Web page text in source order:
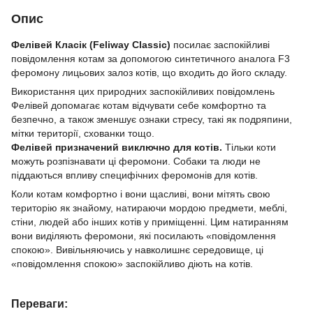
Опис
Фелівей Класік (Feliway Classic) посилає заспокійливі
повідомлення котам за допомогою синтетичного аналога F3
феромону лицьових залоз котів, що входить до його складу.
Використання цих природних заспокійливих повідомлень
Фелівей допомагає котам відчувати себе комфортно та
безпечно, а також зменшує ознаки стресу, такі як подряпини,
мітки території, схованки тощо.
Фелівей призначений виключно для котів. Тільки коти
можуть розпізнавати ці феромони. Собаки та люди не
піддаються впливу специфічних феромонів для котів.
Коли котам комфортно і вони щасливі, вони мітять свою
територію як знайому, натираючи мордою предмети, меблі,
стіни, людей або інших котів у приміщенні. Цим натиранням
вони виділяють феромони, які посилають «повідомлення
спокою». Вивільняючись у навколишнє середовище, ці
«повідомлення спокою» заспокійливо діють на котів.
Переваги: